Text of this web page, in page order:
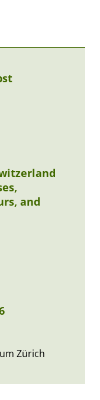
and
Zürich